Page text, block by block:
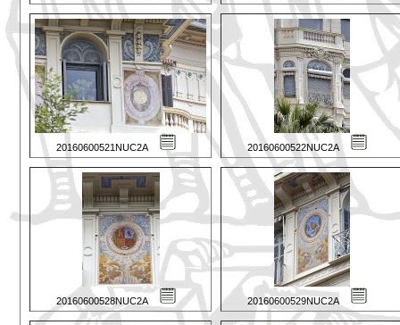
20160600521NUC2A 20160600522NUC2A
20160600528NUC2A 20160600529NUC2A